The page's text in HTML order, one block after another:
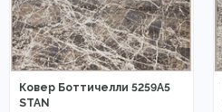
Ковер Боттичелли 5259A5
STAN